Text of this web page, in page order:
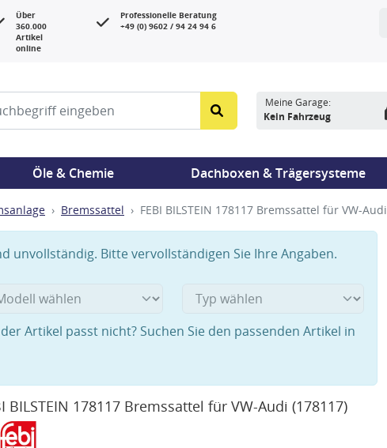
Über
360.000
Artikel
online
Professionelle Beratung
+49 (0) 9602 / 94 24 94 6
Meine Garage:
Kein Fahrzeug
Öle & Chemie Dachboxen & Trägersysteme
Bremssattel FEBI BILSTEIN 178117 Bremssattel für VW-Audi
unvollständig. Bitte vervollständigen Sie Ihre Angaben.
Artikel passt nicht? Suchen Sie den passenden Artikel in
BILSTEIN 178117 Bremssattel für VW-Audi (178117)